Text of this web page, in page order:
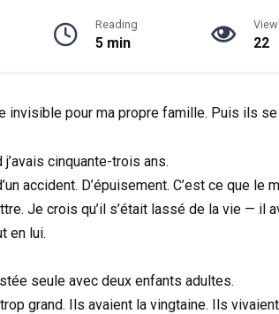
Reading
5 min 22
invisible pour ma propre famille. Puis ils
cinquante-trois ans.
accident. D’épuisement. C’est ce que le
Je crois qu’il s’était lassé de la vie — il
en lui.
seule avec deux enfants adultes.
grand. Ils avaient la vingtaine. Ils